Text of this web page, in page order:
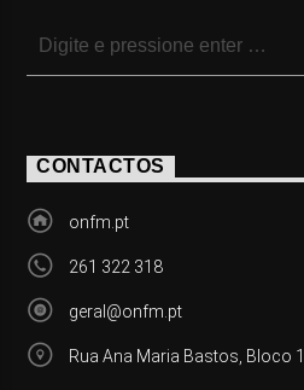
CONTACTOS
onfm.pt
261 322 318
geral@onfm.pt
Rua Ana Maria Bastos, Bloco